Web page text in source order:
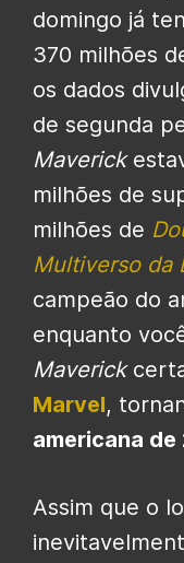
domingo já
370 milhões
os dados
de segunda
Maverick
milhões de
milhões de
Multiverso da
campeão do
enquanto
Maverick
Marvel,
americana
Assim que o